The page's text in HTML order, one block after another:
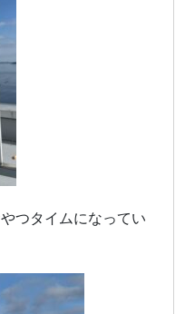
つタイムになってい